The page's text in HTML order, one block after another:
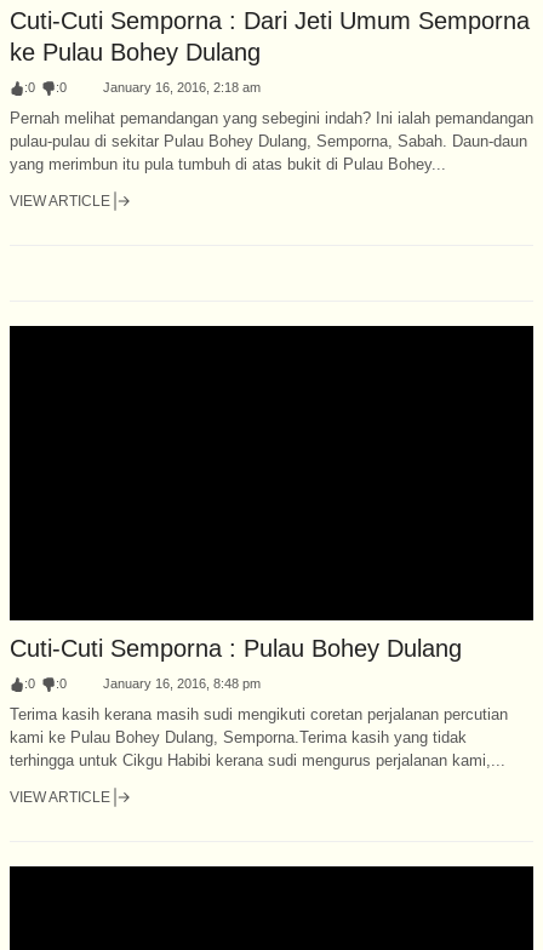
Cuti-Cuti Semporna : Dari Jeti Umum Semporna
ke Pulau Bohey Dulang
:0 :0 January 16, 2016, 2:18 am
Pernah melihat pemandangan yang sebegini indah? Ini ialah pemandangan
pulau-pulau di sekitar Pulau Bohey Dulang, Semporna, Sabah. Daun-daun
yang merimbun itu pula tumbuh di atas bukit di Pulau Bohey...
VIEW ARTICLE
Cuti-Cuti Semporna : Pulau Bohey Dulang
:0 :0 January 16, 2016, 8:48 pm
Terima kasih kerana masih sudi mengikuti coretan perjalanan percutian
kami ke Pulau Bohey Dulang, Semporna.Terima kasih yang tidak
terhingga untuk Cikgu Habibi kerana sudi mengurus perjalanan kami,...
VIEW ARTICLE